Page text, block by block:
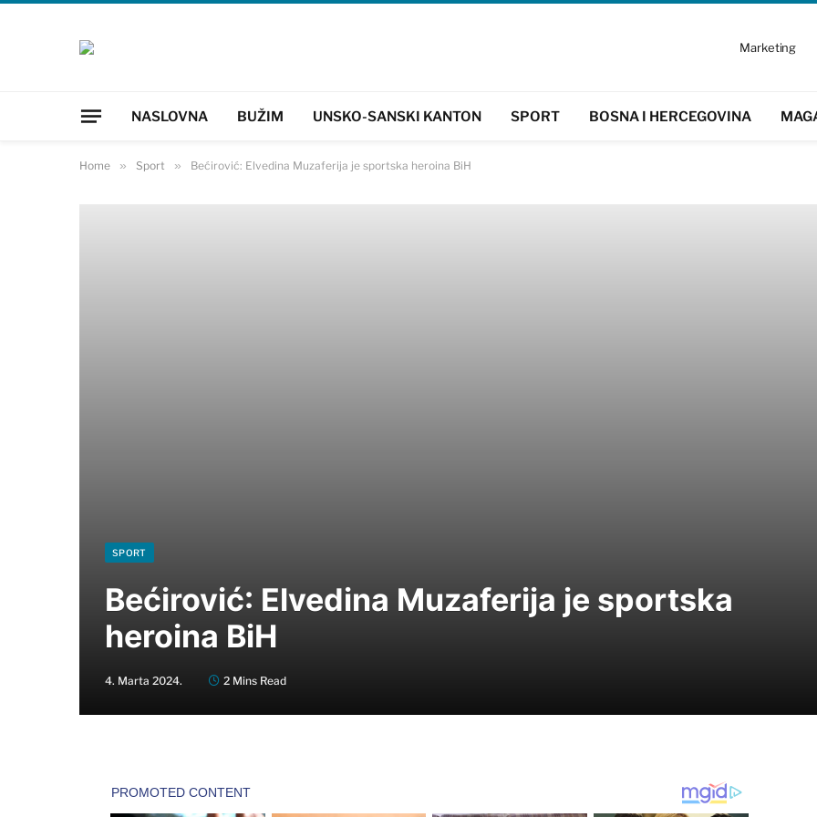
Marketing
NASLOVNA BUŽIM UNSKO-SANSKI KANTON SPORT BOSNA I HERCEGOVINA
Home » Sport » Bećirović: Elvedina Muzaferija je sportska heroina BiH
SPORT
Bećirović: Elvedina Muzaferija je sportska
heroina BiH
4. Marta 2024. 2 Mins Read